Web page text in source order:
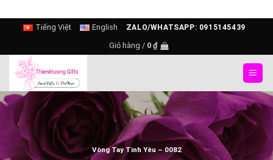
content
Tiếng Việt English ZALO/WHATSAPP: 0915145439
Giỏ hàng / 0 ₫
Vòng Tay Tình Yêu – 0082